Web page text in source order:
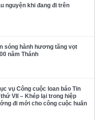
nguyện khi đang đi trên
sóng hành hương tăng vọt
năm Thánh
vụ Công cuộc loan báo Tin
VII – Khép lại trong hiệp
đi mới cho công cuộc huấn